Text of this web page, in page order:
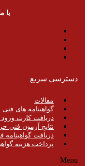
با
دسترسی سریع
مقالات
گواهینامه های
دریافت کارت
نتایج آزمون فنی
دریافت
پرداخت هزینه
Menu